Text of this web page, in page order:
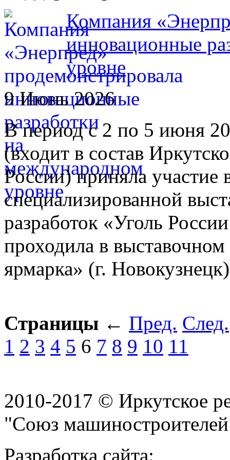
Компания
инновационные
уровне
9 Июнь 2026
В период с 2 по 5 июня
(входит в состав
России) приняла
специализированной
разработок «Уголь
проходила в выставочном
ярмарка» (г.
Страницы ← Пред. След.
1 2 3 4 5 6 7 8 9 10 11
2010-2017 © Иркутское
"Союз
Разработка сайта: